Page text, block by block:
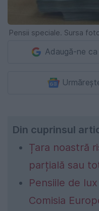
Pensii speciale. Sursa
Adaugă-ne
Din cuprinsul
Țara noastră
parțială sau
Pensiile de
Comisia